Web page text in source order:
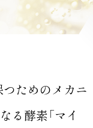
ためのメカニ
る酵素「マイ